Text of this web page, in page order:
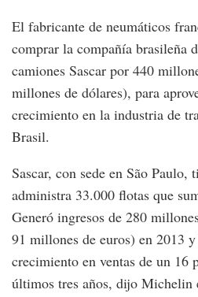
El fabricante de neumáticos
comprar la compañía brasileña
camiones Sascar por 440
millones de dólares), para
crecimiento en la industria de
Brasil.
Sascar, con sede en São Paulo,
administra 33.000 flotas que
Generó ingresos de 280
91 millones de euros) en 2013
crecimiento en ventas de un 16
últimos tres años, dijo Michelin